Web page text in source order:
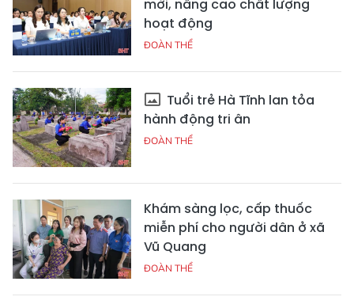
mới, nâng cao chất lượng
hoạt động
ĐOÀN THỂ
Tuổi trẻ Hà Tĩnh lan tỏa
hành động tri ân
ĐOÀN THỂ
Khám sàng lọc, cấp thuốc
miễn phí cho người dân ở xã
Vũ Quang
ĐOÀN THỂ